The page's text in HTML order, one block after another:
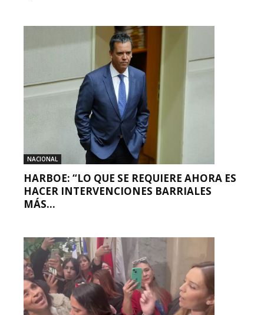
NACIONAL
HARBOE: “LO QUE SE REQUIERE AHORA ES
HACER INTERVENCIONES BARRIALES
MÁS...